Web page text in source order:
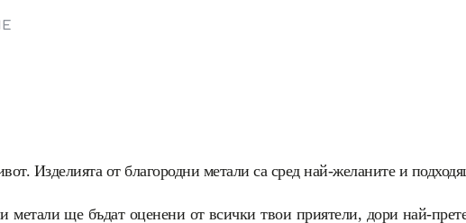
Изделията от благородни метали са сред най-желаните и
метали ще бъдат оценени от всички твои приятели, дори най-